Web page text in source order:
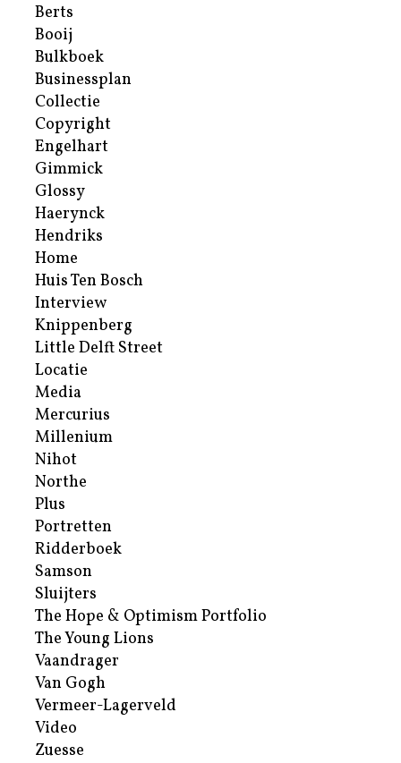
Berts
Booij
Bulkboek
Businessplan
Collectie
Copyright
Engelhart
Gimmick
Glossy
Haerynck
Hendriks
Home
Huis Ten Bosch
Interview
Knippenberg
Little Delft Street
Locatie
Media
Mercurius
Millenium
Nihot
Northe
Plus
Portretten
Ridderboek
Samson
Sluijters
The Hope & Optimism Portfolio
The Young Lions
Vaandrager
Van Gogh
Vermeer-Lagerveld
Video
Zuesse